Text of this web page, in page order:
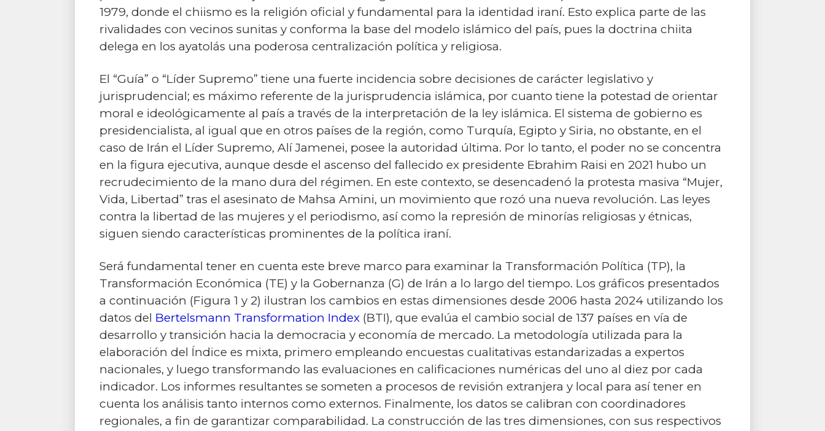
1979, donde el chiismo es la religión oficial y fundamental para la identidad iraní. Esto explica parte de las
rivalidades con vecinos sunitas y conforma la base del modelo islámico del país, pues la doctrina chiita
delega en los ayatolás una poderosa centralización política y religiosa.
El “Guía” o “Líder Supremo” tiene una fuerte incidencia sobre decisiones de carácter legislativo y
jurisprudencial; es máximo referente de la jurisprudencia islámica, por cuanto tiene la potestad de orientar
moral e ideológicamente al país a través de la interpretación de la ley islámica. El sistema de gobierno es
presidencialista, al igual que en otros países de la región, como Turquía, Egipto y Siria, no obstante, en el
caso de Irán el Líder Supremo, Alí Jamenei, posee la autoridad última. Por lo tanto, el poder no se concentra
en la figura ejecutiva, aunque desde el ascenso del fallecido ex presidente Ebrahim Raisi en 2021 hubo un
recrudecimiento de la mano dura del régimen. En este contexto, se desencadenó la protesta masiva “Mujer,
Vida, Libertad” tras el asesinato de Mahsa Amini, un movimiento que rozó una nueva revolución. Las leyes
contra la libertad de las mujeres y el periodismo, así como la represión de minorías religiosas y étnicas,
siguen siendo características prominentes de la política iraní.
Será fundamental tener en cuenta este breve marco para examinar la Transformación Política (TP), la
Transformación Económica (TE) y la Gobernanza (G) de Irán a lo largo del tiempo. Los gráficos presentados
a continuación (Figura 1 y 2) ilustran los cambios en estas dimensiones desde 2006 hasta 2024 utilizando los
datos del Bertelsmann Transformation Index (BTI), que evalúa el cambio social de 137 países en vía de
desarrollo y transición hacia la democracia y economía de mercado. La metodología utilizada para la
elaboración del Índice es mixta, primero empleando encuestas cualitativas estandarizadas a expertos
nacionales, y luego transformando las evaluaciones en calificaciones numéricas del uno al diez por cada
indicador. Los informes resultantes se someten a procesos de revisión extranjera y local para así tener en
cuenta los análisis tanto internos como externos. Finalmente, los datos se calibran con coordinadores
regionales, a fin de garantizar comparabilidad. La construcción de las tres dimensiones, con sus respectivos